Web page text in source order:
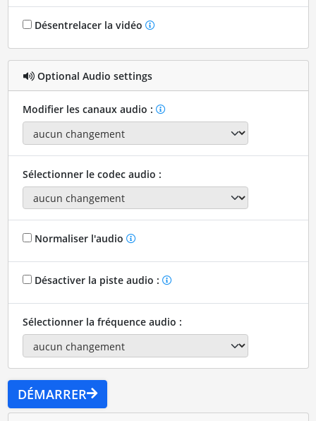
Désentrelacer la vidéo
Optional Audio settings
Modifier les canaux audio :
Sélectionner le codec audio :
Normaliser l'audio
Désactiver la piste audio :
Sélectionner la fréquence audio :
DÉMARRER